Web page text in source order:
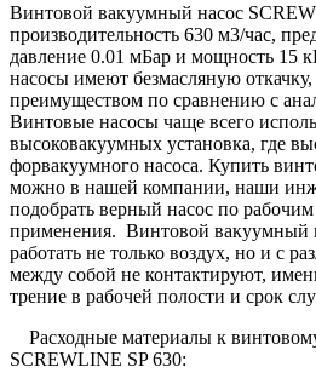
Винтовой вакуумный насос
производительность 630 м3/час,
давление 0.01 мБар и мощность 15
насосы имеют безмасляную
преимуществом по сравнению с
Винтовые насосы чаще всего
высоковакуумных установка, где
форвакуумного насоса. Купить
можно в нашей компании, наши
подобрать верный насос по
применения. Винтовой вакуумный
работать не только воздух, но и с
между собой не контактируют,
трение в рабочей полости и срок
Расходные материалы к
SCREWLINE SP 630: